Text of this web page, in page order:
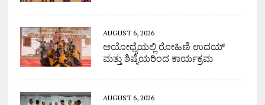
AUGUST 6, 2026
ಅಯೋಧ್ಯೆಯಲ್ಲಿ ರೋಹಿಣಿ ಉದಯ್
ಮತ್ತು ಶಿಷ್ಯೆಯರಿಂದ ಕಾರ್ಯಕ್ರಮ
AUGUST 6, 2026